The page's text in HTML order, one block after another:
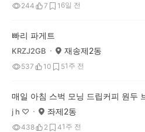
244 7 1 6일 전
빠리 파게트
KRZJ2GB 재송제2동
537 10 51주 전
매일 아침 스벅 모닝 드립커피 원두
j h ♡ 좌제2동
438 2 41주 전